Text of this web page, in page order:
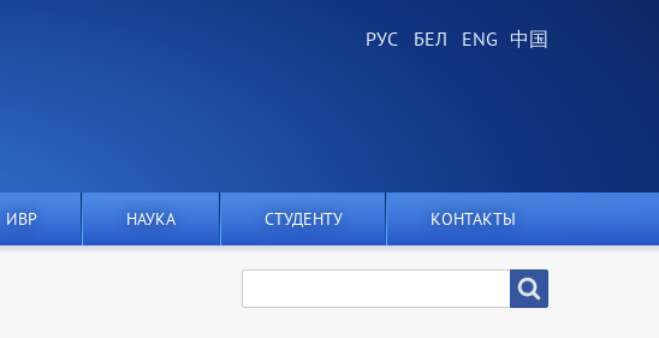
ИВР НАУКА СТУДЕНТУ КОНТАКТЫ